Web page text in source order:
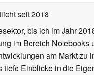
seit 2018
bis ich im Jahr
im Bereich Notebooks
am Markt zu
tiefe Einblicke in die